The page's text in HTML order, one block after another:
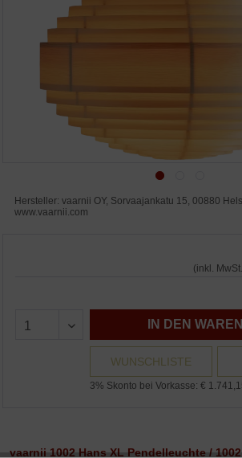
Hersteller: vaarnii OY, Sorvaajankatu 15, 00880
www.vaarnii.com
(inkl. MwSt.
IN DEN
WUNSCHLISTE
3% Skonto bei Vorkasse: €
vaarnii 1002 Hans XL Pendelleuchte /